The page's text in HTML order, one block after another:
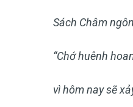
Sách Châm ngôn
“Chớ huênh
vì hôm nay sẽ